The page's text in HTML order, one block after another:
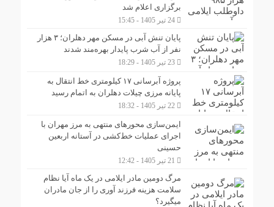
برگزاری اعلام شد
24 تیر 1405 - 15:45
پایان تنش آبی در مسکن مهر دهلران؛ ۳ هزار
نفر از آب شرب پایدار بهره‌مند شدند
23 تیر 1405 - 18:29
پروژه آبرسانی ۱۷ کیلومتری خط انتقال به
پایانه مرزی چیلات دهلران به اتمام رسید
22 تیر 1405 - 18:32
ایمن‌سازی محورهای منتهی به مرز مهران با
اجرای عملیات خط‌کشی در آستانه اربعین
حسینی
مرگ دومین مادر ایلامی در یک ماه آیا نظام
سلامت هزینه فرزند آوری را از جان مادران
میگیرد؟